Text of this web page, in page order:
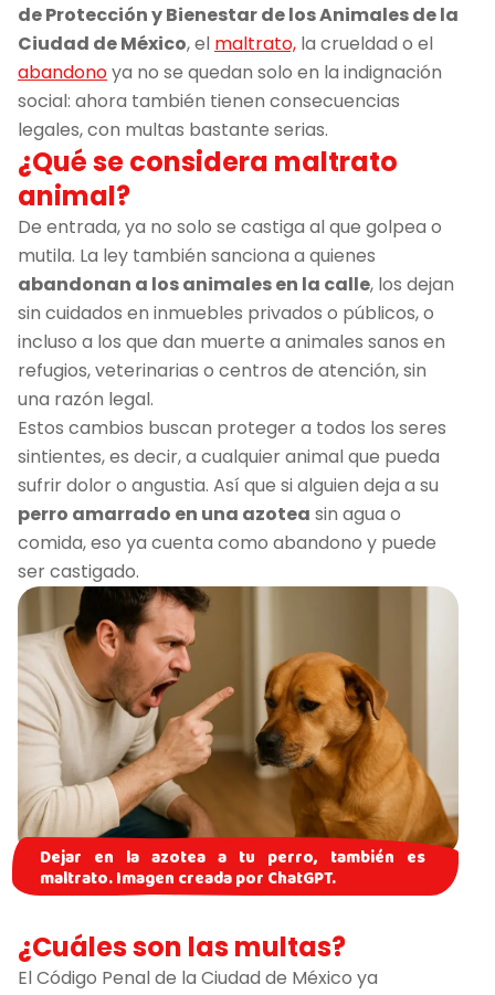
de Protección y Bienestar de los Animales de la
Ciudad de México, el maltrato, la crueldad o el
abandonoya no se quedan solo en la indignación
social: ahora también tienen consecuencias
legales, con multas bastante serias.
¿Qué se considera maltrato
animal?
De entrada, ya no solo se castiga al que golpea o
mutila. La ley también sanciona a quienes
abandonan a los animales en la calle, los dejan
sin cuidados en inmuebles privados o públicos, o
incluso a los que dan muerte a animales sanos en
refugios, veterinarias o centros de atención, sin
una razón legal.
Estos cambios buscan proteger a todos los seres
sintientes, es decir, a cualquier animal que pueda
sufrir dolor o angustia. Así que si alguien deja a su
perro amarrado en una azotea sin agua o
comida, eso ya cuenta como abandono y puede
ser castigado.
Dejar en la azotea a tu perro, también es
maltrato. Imagen creada por ChatGPT.
¿Cuáles son las multas?
El Código Penal de la Ciudad de México ya